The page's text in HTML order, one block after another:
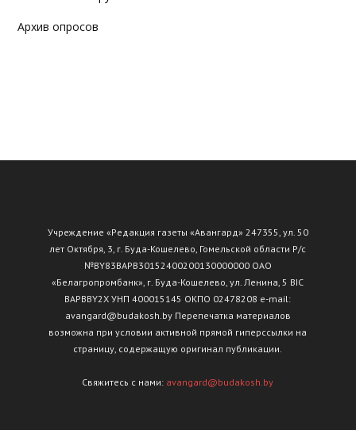
Архив опросов
Учреждение «Редакция газеты «Авангард» 247355, ул. 50
лет Октября, 3, г. Буда-Кошелево, Гомельской области Р/с
№ВY83ВАРВ30152400200130000000 ОАО
«Белагропромбанк», г. Буда-Кошелево, ул. Ленина, 5 BIC
BAPBBY2X УНП 400015145 ОКПО 02478208 e-mail:
avangard@budakosh.by Перепечатка материалов
возможна при условии активной прямой гиперссылки на
страницу, содержащую оригинал публикации.
Свяжитесь с нами: avangard@budakosh.by